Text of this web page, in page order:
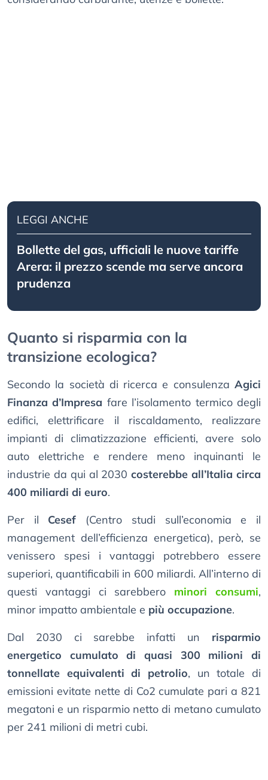
LEGGI ANCHE
Bollette del gas, ufficiali le nuove tariffe
Arera: il prezzo scende ma serve ancora
prudenza
Quanto si risparmia con la
transizione ecologica?
Secondo la società di ricerca e consulenza Agici
Finanza d’Impresa fare l’isolamento termico degli
edifici, elettrificare il riscaldamento, realizzare
impianti di climatizzazione efficienti, avere solo
auto elettriche e rendere meno inquinanti le
industrie da qui al 2030costerebbe all’Italia circa
400 miliardi di euro.
Per il Cesef (Centro studi sull’economia e il
management dell’efficienza energetica), però, se
venissero spesi i vantaggi potrebbero essere
superiori, quantificabili in 600 miliardi. All’interno di
questi vantaggi ci sarebbero minori consumi,
minor impatto ambientale e più occupazione.
Dal 2030 ci sarebbe infatti un risparmio
energetico cumulato di quasi 300 milioni di
tonnellate equivalenti di petrolio, un totale di
emissioni evitate nette di Co2 cumulate pari a 821
megatoni e un risparmio netto di metano cumulato
per 241 milioni di metri cubi.